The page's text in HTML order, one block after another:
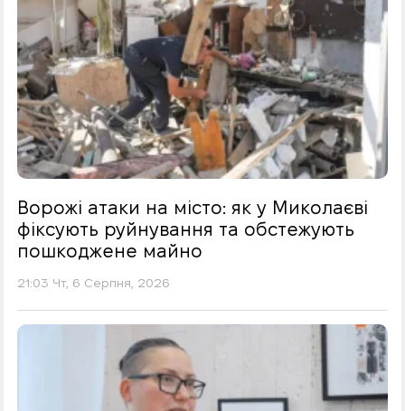
Ворожі атаки на місто: як у Миколаєві
фіксують руйнування та обстежують
пошкоджене майно
21:03 Чт, 6 Серпня, 2026